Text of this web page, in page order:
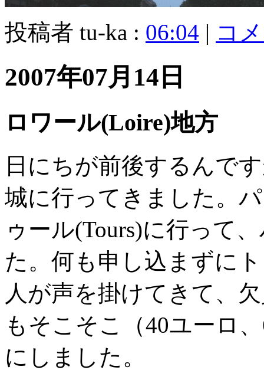
投稿者 tu-ka : 06:04 | コ
2007年07月14日
ロワール(Loire)地方
日にちが前後するんで
城に行ってきました。
ゥール(Tours)に行って
た。何も申し込まずに
人が声を掛けてきて、
もそこそこ（40ユーロ
にしました。